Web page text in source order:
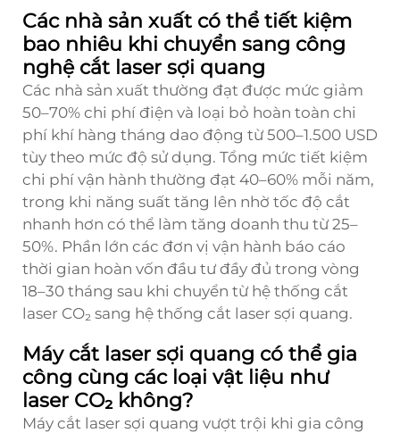
Các nhà sản xuất có thể tiết kiệm
bao nhiêu khi chuyển sang công
nghệ cắt laser sợi quang
Các nhà sản xuất thường đạt được mức giảm
50–70% chi phí điện và loại bỏ hoàn toàn chi
phí khí hàng tháng dao động từ 500–1.500 USD
tùy theo mức độ sử dụng. Tổng mức tiết kiệm
chi phí vận hành thường đạt 40–60% mỗi năm,
trong khi năng suất tăng lên nhờ tốc độ cắt
nhanh hơn có thể làm tăng doanh thu từ 25–
50%. Phần lớn các đơn vị vận hành báo cáo
thời gian hoàn vốn đầu tư đầy đủ trong vòng
18–30 tháng sau khi chuyển từ hệ thống cắt
laser CO₂ sang hệ thống cắt laser sợi quang.
Máy cắt laser sợi quang có thể gia
công cùng các loại vật liệu như
laser CO₂ không?
Máy cắt laser sợi quang vượt trội khi gia công